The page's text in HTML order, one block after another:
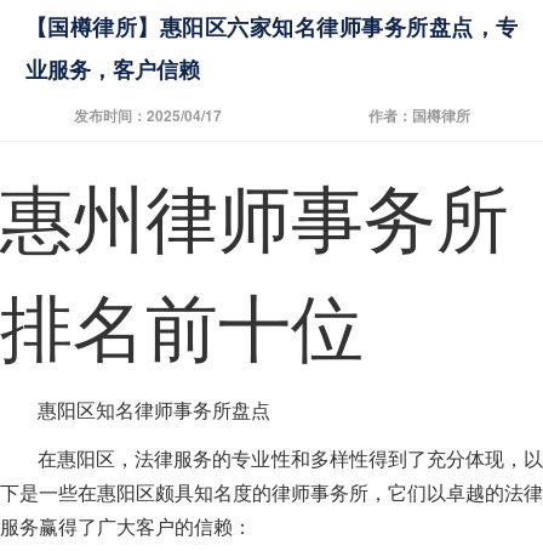
【国樽律所】惠阳区六家知名律师事务所盘点，专
业服务，客户信赖
发布时间：2025/04/17 作者：国樽律所
惠州律师事务所
排名前十位
惠阳区知名律师事务所盘点
在惠阳区，法律服务的专业性和多样性得到了充分体现，以
下是一些在惠阳区颇具知名度的律师事务所，它们以卓越的法律
服务赢得了广大客户的信赖：